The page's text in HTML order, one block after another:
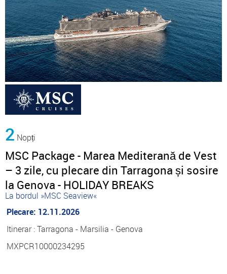
2 Nopți
MSC Package - Marea Mediterană de Vest
– 3 zile, cu plecare din Tarragona și sosire
la Genova - HOLIDAY BREAKS
La bordul »MSC Seaview«
Plecare: 12.11.2026
Itinerar : Tarragona - Marsilia - Genova
MXPCR10000234295